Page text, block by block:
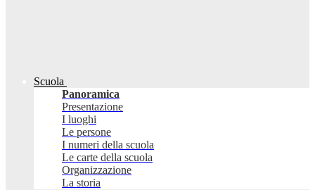
Scuola
Panoramica
Presentazione
I luoghi
Le persone
I numeri della scuola
Le carte della scuola
Organizzazione
La storia